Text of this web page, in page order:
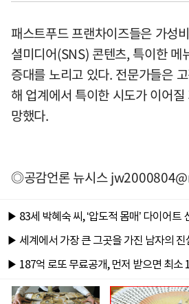
패스트푸드 프랜차이즈들은 가성
셜미디어(SNS) 콘텐츠, 특이한 메
증대를 노리고 있다. 전문가들은
해 업계에서 특이한 시도가 이어
망했다.
◎공감언론 뉴시스